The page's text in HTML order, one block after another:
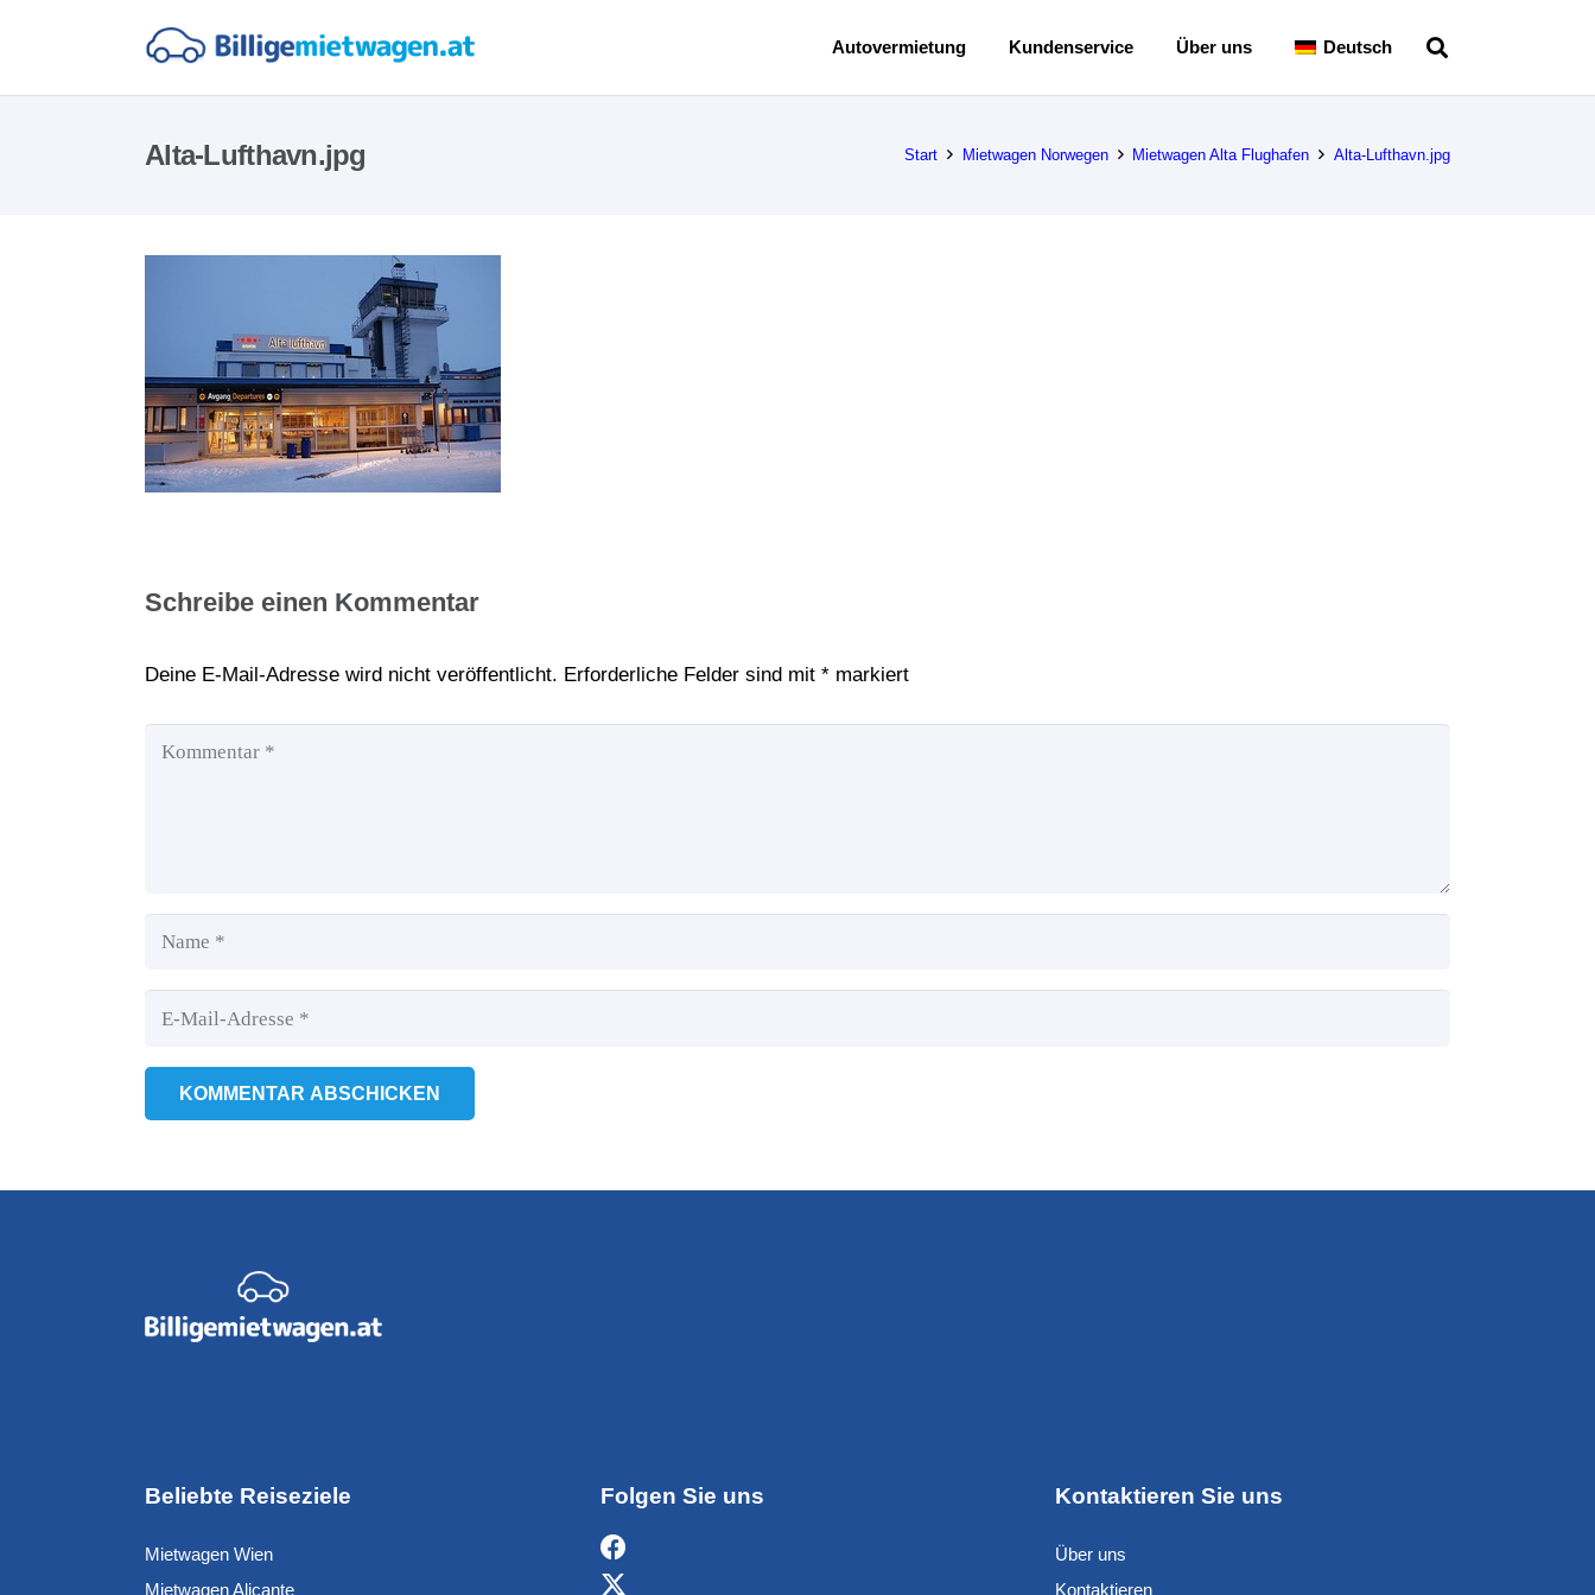
Autovermietung Kundenservice Über uns Deutsch
Alta-Lufthavn.jpg Start Mietwagen Norwegen Mietwagen Alta Flughafen Alta-Lufthavn.jpg
Schreibe einen Kommentar
Deine E-Mail-Adresse wird nicht veröffentlicht. Erforderliche Felder sind mit * markiert
KOMMENTAR ABSCHICKEN
Beliebte Reiseziele
Mietwagen Wien
Mietwagen Alicante
Folgen Sie uns Kontaktieren Sie uns
Über uns
Kontaktieren